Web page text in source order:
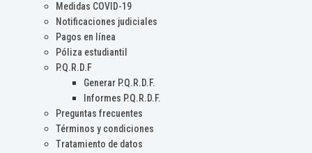
Medidas COVID-19
Notificaciones judiciales
Pagos en línea
Póliza estudiantil
P.Q.R.D.F
Generar P.Q.R.D.F.
Informes P.Q.R.D.F.
Preguntas frecuentes
Términos y condiciones
Tratamiento de datos